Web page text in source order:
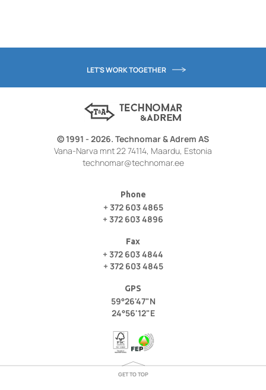
LET'S WORK TOGETHER
© 1991 - 2026. Technomar & Adrem AS
Vana-Narva mnt 22 74114, Maardu, Estonia
technomar@technomar.ee
Phone
+ 372 603 4865
+ 372 603 4896
Fax
+ 372 603 4844
+ 372 603 4845
GPS
59°26'47"N
24°56'12"E
GET TO TOP